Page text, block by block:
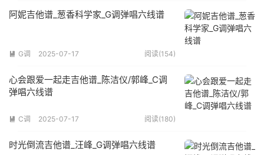
阿妮吉他谱_葱香科学家_G调弹唱六线谱
 G调 2025-07-17 阅读(154)
心会跟爱一起走吉他谱_陈洁仪/郭峰_C调
弹唱六线谱
 C调 2025-07-17 阅读(180)
时光倒流吉他谱_汪峰_G调弹唱六线谱